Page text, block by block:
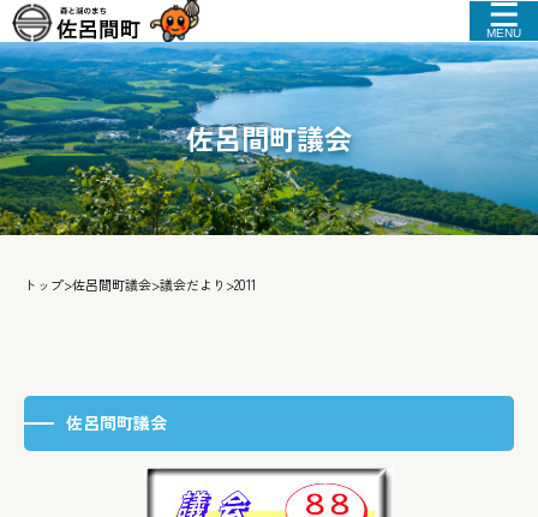
MENU
佐呂間町議会
トップ>佐呂間町議会>議会だより >2011
佐呂間町議会